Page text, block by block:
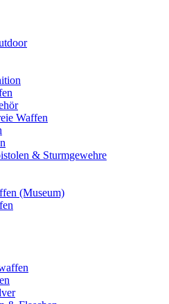
Waffen
& Sturmgewehre
(Museum)